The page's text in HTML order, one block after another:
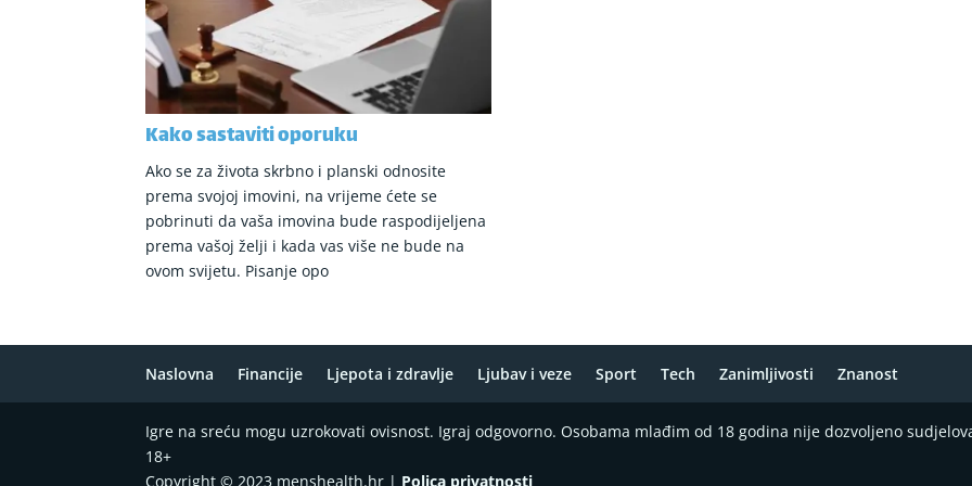
Kako sastaviti oporuku
Ako se za života skrbno i planski odnosite
prema svojoj imovini, na vrijeme ćete se
pobrinuti da vaša imovina bude raspodijeljena
prema vašoj želji i kada vas više ne bude na
ovom svijetu. Pisanje opo
Naslovna Financije Ljepota i zdravlje Ljubav i veze Sport Tech Zanimljivosti Znanost
Igre na sreću mogu uzrokovati ovisnost. Igraj odgovorno. Osobama mlađim od 18 godina nije dozvoljeno
18+
Copyright © 2023 menshealth.hr | Polica privatnosti